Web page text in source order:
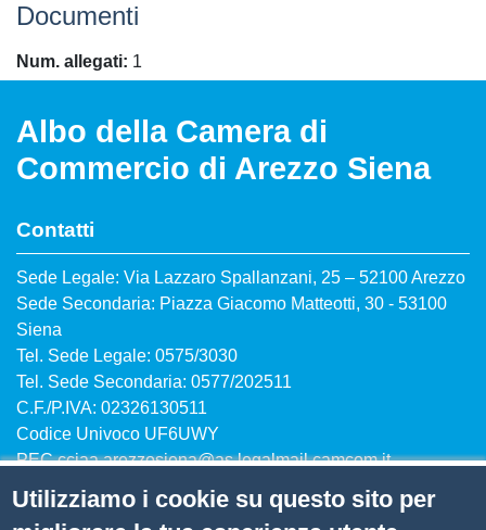
Documenti
Num. allegati 1
Albo della Camera di
Commercio di Arezzo Siena
Contatti
Sede Legale: Via Lazzaro Spallanzani, 25 – 52100 Arezzo
Sede Secondaria: Piazza Giacomo Matteotti, 30 - 53100
Siena
Tel. Sede Legale: 0575/3030
Tel. Sede Secondaria: 0577/202511
C.F./P.IVA: 02326130511
Codice Univoco UF6UWY
PECcciaa.arezzosiena@as.legalmail.camcom.it
Utilizziamo i cookie su questo sito per